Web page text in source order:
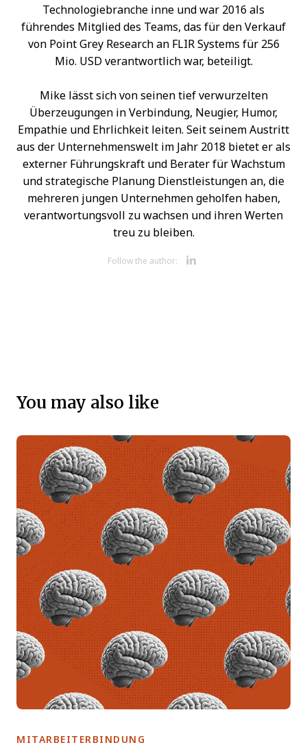
Technologiebranche inne und war 2016 als
führendes Mitglied des Teams, das für den Verkauf
von Point Grey Research an FLIR Systems für 256
Mio. USD verantwortlich war, beteiligt.
Mike lässt sich von seinen tief verwurzelten
Überzeugungen in Verbindung, Neugier, Humor,
Empathie und Ehrlichkeit leiten. Seit seinem Austritt
aus der Unternehmenswelt im Jahr 2018 bietet er als
externer Führungskraft und Berater für Wachstum
und strategische Planung Dienstleistungen an, die
mehreren jungen Unternehmen geholfen haben,
verantwortungsvoll zu wachsen und ihren Werten
treu zu bleiben.
Follow the author:
You may also like
MITARBEITERBINDUNG